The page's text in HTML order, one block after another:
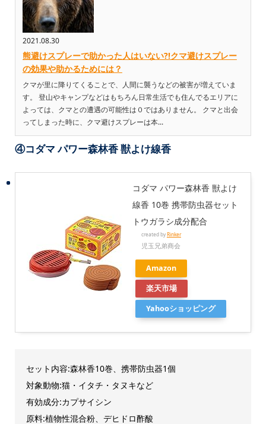
2021.08.30
熊避けスプレーで助かった人はいない?!クマ避けスプレー
の効果や助かるためには？
クマが里に降りてくることで、人間に襲うなどの被害が増えていま
す。 登山やキャンプなどはもちろん日常生活でも住んでるエリアに
よっては、クマとの遭遇の可能性は０ではありません。 クマと出会
ってしまった時に、クマ避けスプレーは本...
④コダマ パワー森林香 獣よけ線香
コダマ パワー森林香 獣よけ
線香 10巻 携帯防虫器セット
トウガラシ成分配合
created byRinker
児玉兄弟商会
Amazon
楽天市場
Yahooショッピング
セット内容:森林香10巻、携帯防虫器1個
対象動物:猫・イタチ・タヌキなど
有効成分:カプサイシン
原料:植物性混合粉、デヒドロ酢酸